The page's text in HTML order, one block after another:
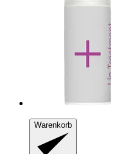
Warenkorb